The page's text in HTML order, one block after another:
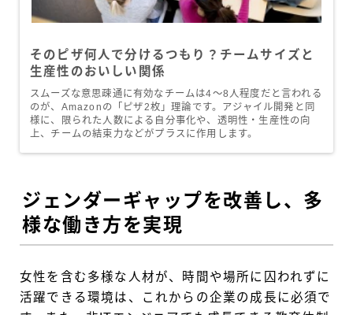
そのピザ何人で分けるつもり？チームサイズと
生産性のおいしい関係
スムーズな意思疎通に有効なチームは4〜8人程度だと言われる
のが、Amazonの「ピザ2枚」理論です。アジャイル開発と同
様に、限られた人数による自分事化や、透明性・生産性の向
上、チームの結束力などがプラスに作用します。
ジェンダーギャップを改善し、多
様な働き方を実現
女性を含む多様な人材が、時間や場所に囚われずに
活躍できる環境は、これからの企業の成長に必須で